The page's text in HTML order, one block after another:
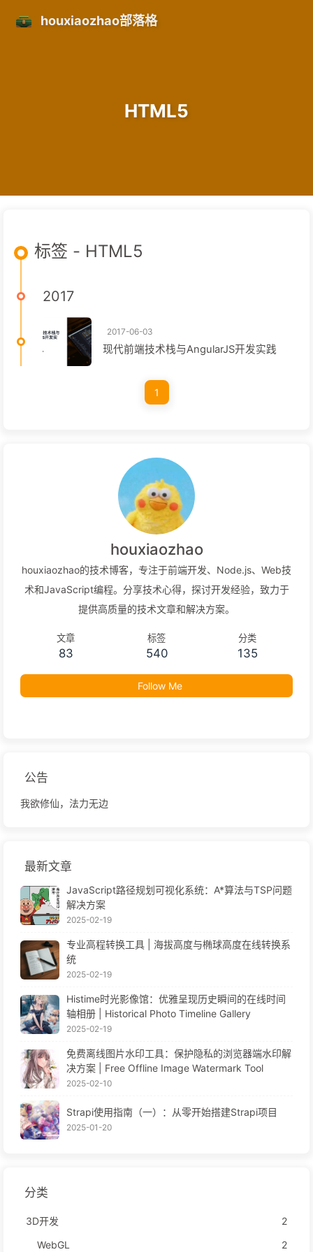
houxiaozhao部落格
HTML5
标签 - HTML5
2017
2017-06-03
现代前端技术栈与AngularJS开发实践
1
houxiaozhao
houxiaozhao的技术博客，专注于前端开发、Node.js、Web技
术和JavaScript编程。分享技术心得，探讨开发经验，致力于
提供高质量的技术文章和解决方案。
文章
83
标签
540
分类
135
Follow Me
公告
我欲修仙，法力无边
最新文章
JavaScript路径规划可视化系统：A*算法与TSP问题
解决方案
2025-02-19
专业高程转换工具 | 海拔高度与椭球高度在线转换系
统
2025-02-19
Histime时光影像馆：优雅呈现历史瞬间的在线时间
轴相册 | Historical Photo Timeline Gallery
2025-02-19
免费离线图片水印工具：保护隐私的浏览器端水印解
决方案 | Free Offline Image Watermark Tool
2025-02-10
Strapi使用指南（一）：从零开始搭建Strapi项目
2025-01-20
分类
3D开发
2
WebGL
2